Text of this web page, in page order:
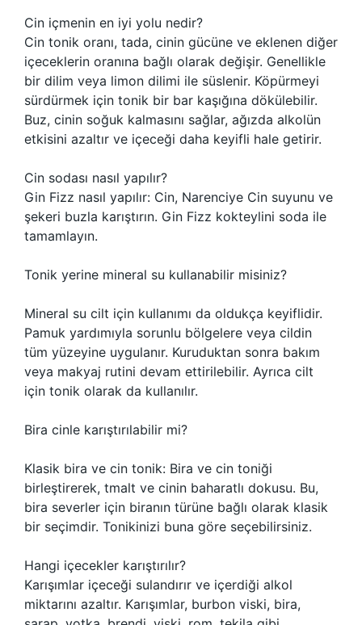
Cin içmenin en iyi yolu nedir?
Cin tonik oranı, tada, cinin gücüne ve eklenen diğer
içeceklerin oranına bağlı olarak değişir. Genellikle
bir dilim veya limon dilimi ile süslenir. Köpürmeyi
sürdürmek için tonik bir bar kaşığına dökülebilir.
Buz, cinin soğuk kalmasını sağlar, ağızda alkolün
etkisini azaltır ve içeceği daha keyifli hale getirir.
Cin sodası nasıl yapılır?
Gin Fizz nasıl yapılır: Cin, Narenciye Cin suyunu ve
şekeri buzla karıştırın. Gin Fizz kokteylini soda ile
tamamlayın.
Tonik yerine mineral su kullanabilir misiniz?
Mineral su cilt için kullanımı da oldukça keyiflidir.
Pamuk yardımıyla sorunlu bölgelere veya cildin
tüm yüzeyine uygulanır. Kuruduktan sonra bakım
veya makyaj rutini devam ettirilebilir. Ayrıca cilt
için tonik olarak da kullanılır.
Bira cinle karıştırılabilir mi?
Klasik bira ve cin tonik: Bira ve cin toniği
birleştirerek, tmalt ve cinin baharatlı dokusu. Bu,
bira severler için biranın türüne bağlı olarak klasik
bir seçimdir. Tonikinizi buna göre seçebilirsiniz.
Hangi içecekler karıştırılır?
Karışımlar içeceği sulandırır ve içerdiği alkol
miktarını azaltır. Karışımlar, burbon viski, bira,